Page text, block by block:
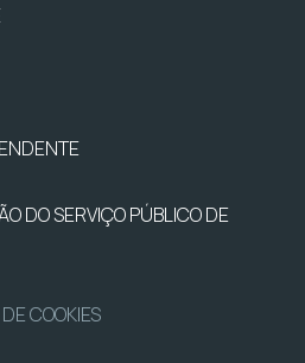
DO SERVIÇO PÚBLICO DE
COOKIES